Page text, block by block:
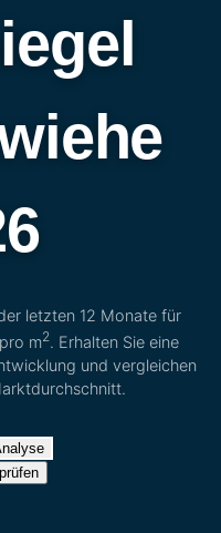
letzten 12 Monate für
pro m2. Erhalten Sie eine
und vergleichen